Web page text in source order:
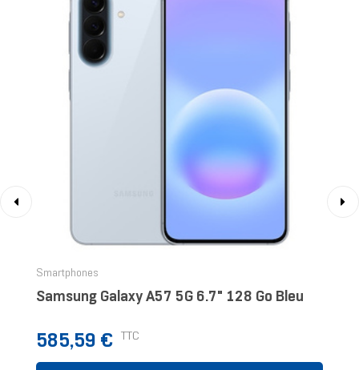
Smartphones
Samsung Galaxy A57 5G 6.7" 128 Go Bleu
Prix
585,59 € TTC